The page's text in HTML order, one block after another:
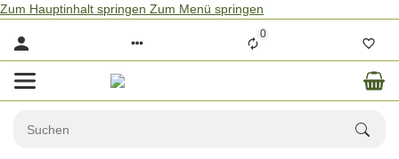
Zum Hauptinhalt springen Zum Menü springen
0